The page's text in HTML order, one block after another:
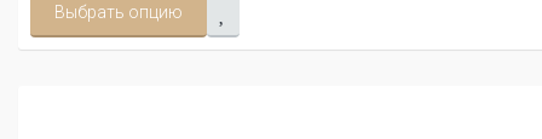
Выбрать опцию